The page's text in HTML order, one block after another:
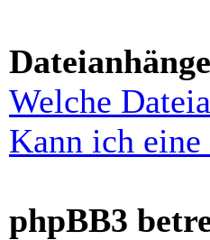
Dateianhänge
Welche
Kann ich
phpBB3